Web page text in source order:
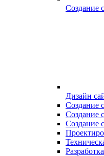
Создание
Дизайн
Создание
Создание
Создание